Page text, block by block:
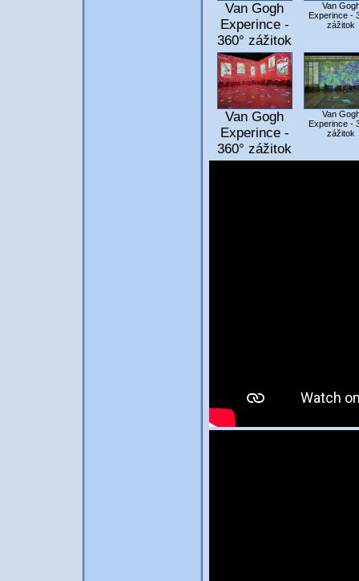
Van Gogh
Experince -
360° zážitok
Van
Experince -
zážitok
Van Gogh
Experince -
360° zážitok
Van
Experince -
zážitok